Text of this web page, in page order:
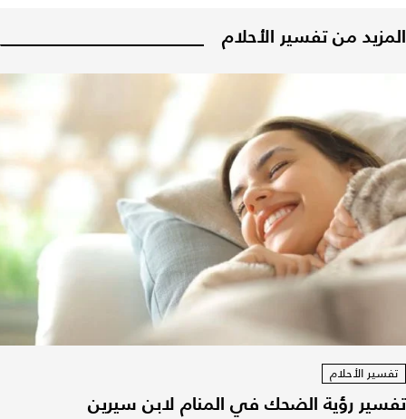
المزيد من تفسير الأحلام
تفسير الأحلام
تفسير رؤية الضحك في المنام لابن سيرين